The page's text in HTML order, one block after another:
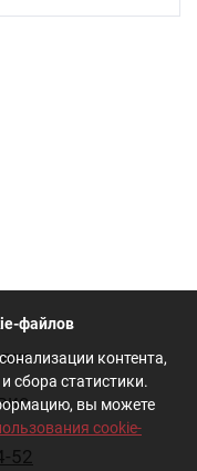
52
файлов
контента,
сбора статистики.
вы можете
cookie-